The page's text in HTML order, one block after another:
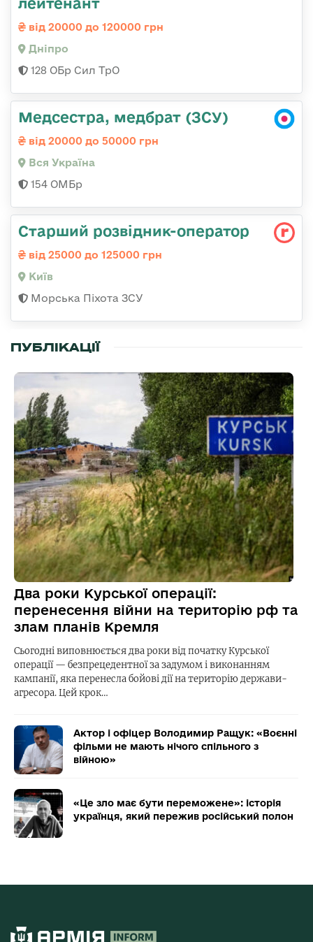
від 20000 до 120000 грн
Дніпро
128 ОБр Сил ТрО
Медсестра, медбрат (ЗСУ)
від 20000 до 50000 грн
Вся Україна
154 ОМБр
Стаpший pозвідник-опеpатоp
від 25000 до 125000 грн
Київ
Морська Піхота ЗСУ
ПУБЛІКАЦІЇ
Два роки Курської операції:
перенесення війни на територію рф та
злам планів Кремля
Сьогодні виповнюється два роки від початку Курської
операції — безпрецедентної за задумом і виконанням
кампанії, яка перенесла бойові дії на територію держави-
агресора. Цей крок…
Актор і офіцер Володимир Ращук: «Воєнні
фільми не мають нічого спільного з
війною»
«Це зло має бути переможене»: історія
українця, який пережив російський полон